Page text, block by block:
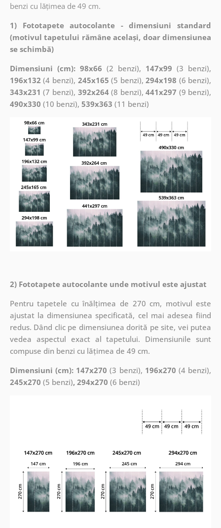
benzi cu lățimea de 49 cm.
1) Fototapete autocolante - dimensiuni standard
(motivul tapetului rămâne același, doar dimensiunea
se schimbă)
Dimensiuni (cm): 98x66 (2 benzi), 147x99 (3 benzi),
196x132 (4 benzi), 245x165 (5 benzi),294x198 (6 benzi),
343x231 (7 benzi), 392x264(8 benzi),441x297 (9 benzi),
490x330 (10 benzi), 539x363 (11 benzi)
2) Fototapete autocolante unde motivul este ajustat
Pentru tapetele cu înălțimea de 270 cm, motivul este
ajustat la dimensiunea specificată, cel mai adesea fiind
redus. Dând clic pe dimensiunea dorită pe site, vei putea
vedea aspectul exact al tapetului. Dimensiunile sunt
compuse din benzi cu lățimea de 49 cm.
Dimensiuni (cm): 147x270 (3 benzi), 196x270 (4 benzi),
245x270 (5 benzi), 294x270 (6 benzi)